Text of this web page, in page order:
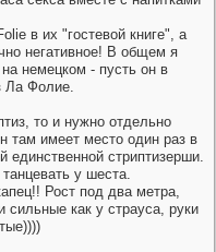
в их "гостевой книге", а
негативное! В общем я
немецком - пусть он в
Ла Фолие.
то и нужно отдельно
имеет место один раз в
единственной стриптизерши.
у шеста.
Рост под два метра,
сильные как у страуса, руки